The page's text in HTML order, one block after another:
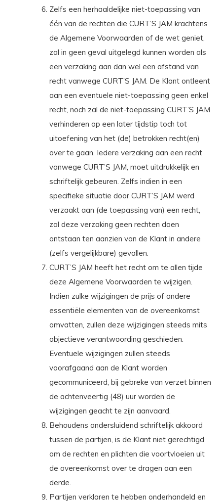
Zelfs een herhaaldelijke niet-toepassing van
één van de rechten die CURT’S JAM krachtens
de Algemene Voorwaarden of de wet geniet,
zal in geen geval uitgelegd kunnen worden als
een verzaking aan dan wel een afstand van
recht vanwege CURT’S JAM. De Klant ontleent
aan een eventuele niet-toepassing geen enkel
recht, noch zal de niet-toepassing CURT’S JAM
verhinderen op een later tijdstip toch tot
uitoefening van het (de) betrokken recht(en)
over te gaan. Iedere verzaking aan een recht
vanwege CURT’S JAM, moet uitdrukkelijk en
schriftelijk gebeuren. Zelfs indien in een
specifieke situatie door CURT’S JAM werd
verzaakt aan (de toepassing van) een recht,
zal deze verzaking geen rechten doen
ontstaan ten aanzien van de Klant in andere
(zelfs vergelijkbare) gevallen.
CURT’S JAM heeft het recht om te allen tijde
deze Algemene Voorwaarden te wijzigen.
Indien zulke wijzigingen de prijs of andere
essentiële elementen van de overeenkomst
omvatten, zullen deze wijzigingen steeds mits
objectieve verantwoording geschieden.
Eventuele wijzigingen zullen steeds
voorafgaand aan de Klant worden
gecommuniceerd, bij gebreke van verzet binnen
de achtenveertig (48) uur worden de
wijzigingen geacht te zijn aanvaard.
Behoudens andersluidend schriftelijk akkoord
tussen de partijen, is de Klant niet gerechtigd
om de rechten en plichten die voortvloeien uit
de overeenkomst over te dragen aan een
derde.
Partijen verklaren te hebben onderhandeld en